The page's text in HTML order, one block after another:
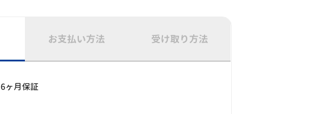
お支払い方法 受け取り方法
6ヶ月保証